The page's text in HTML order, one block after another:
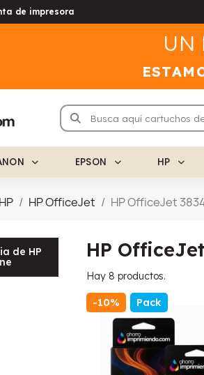
de impresora
UN
EPSON HP
HP HP OfficeJet HP OfficeJet
de HP
HP
Hay 8 productos.
-10% Pack